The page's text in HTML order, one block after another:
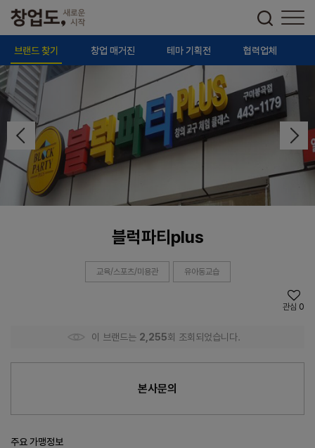
브랜드 찾기 창업 매거진 테마 기획전 협력업체
블럭파티plus
교육/스포츠/미용관 유아동교습
관심 0
이 브랜드는 2,255회 조회되었습니다.
본사문의
주요 가맹정보